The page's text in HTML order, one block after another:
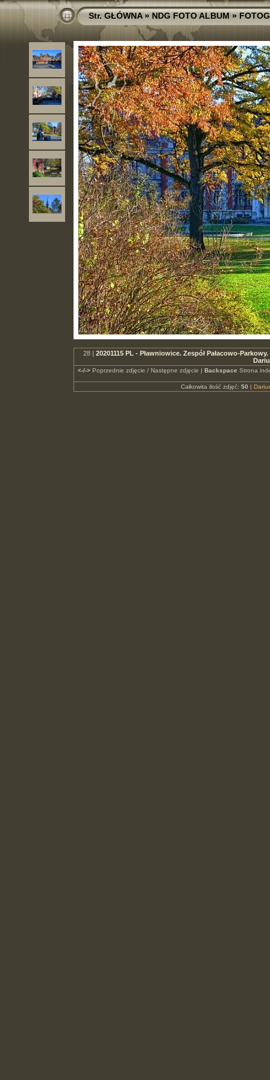
Str. GŁÓWNA»NDG FOTO ALBUM»
28 | 20201115 PL - Pławniowice. Zespół Pałacowo-
<-/->Poprzednie zdjęcie / Następne zdjęcie | Backspace Strona
Całkowita ilość zdjęć: 50 |